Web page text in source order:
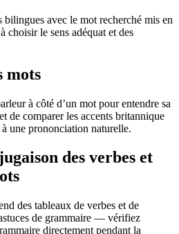
avec le mot recherché mis en
le sens adéquat et des
mots
à côté d’un mot pour entendre sa
de comparer les accents britannique
une prononciation naturelle.
des verbes et
des tableaux de verbes et de
de grammaire — vérifiez
directement pendant la